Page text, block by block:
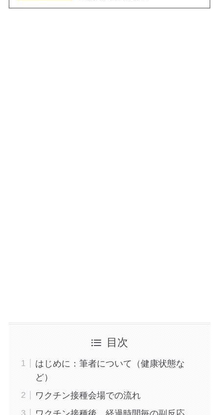
目次
はじめに：筆者について（健康状態な
ど）
ワクチン接種会場での流れ